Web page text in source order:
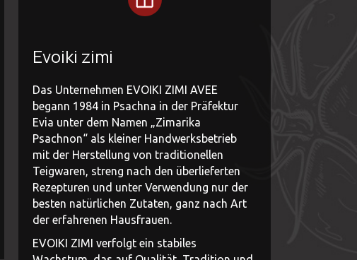
Evoiki zimi
Das Unternehmen EVOIKI ZIMI AVEE
begann 1984 in Psachna in der Präfektur
Evia unter dem Namen „Zimarika
Psachnon“ als kleiner Handwerksbetrieb
mit der Herstellung von traditionellen
Teigwaren, streng nach den überlieferten
Rezepturen und unter Verwendung nur der
besten natürlichen Zutaten, ganz nach Art
der erfahrenen Hausfrauen.
EVOIKI ZIMI verfolgt ein stabiles